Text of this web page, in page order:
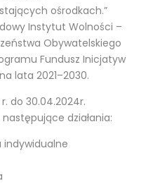
ośrodkach.”
Instytut Wolności –
Obywatelskiego
Fundusz Inicjatyw
lata 2021–2030.
do 30.04.2024r.
działania:
indywidualne